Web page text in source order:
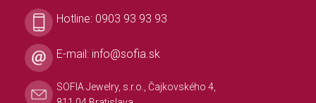
Hotline: 0903 93 93 93
E-mail: info@sofia.sk
SOFIA Jewelry, s.r.o., Čajkovského 4,